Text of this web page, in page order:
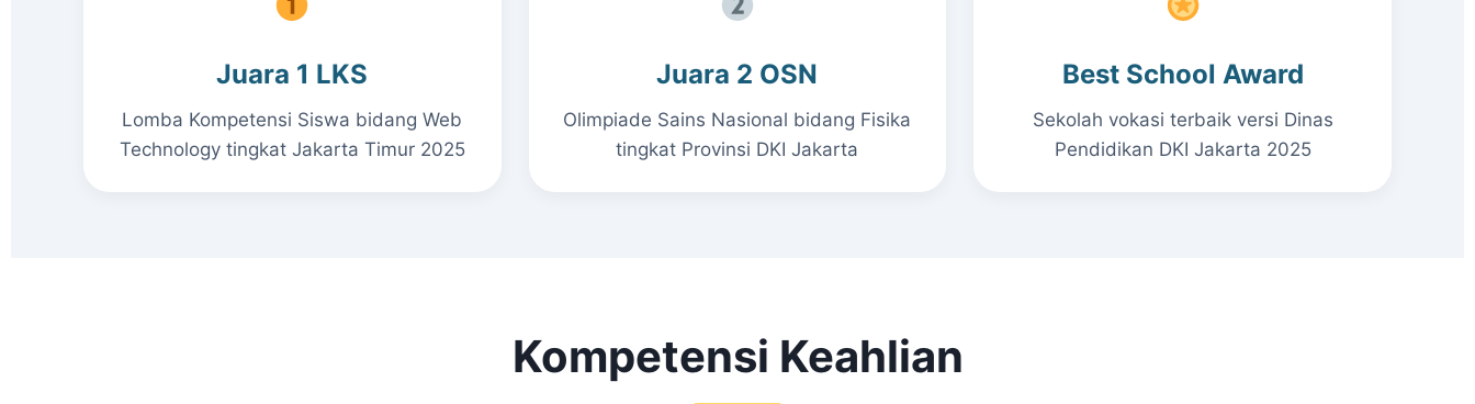
Juara 1 LKS
Lomba Kompetensi Siswa bidang Web
Technology tingkat Jakarta Timur 2025
Juara 2 OSN
Olimpiade Sains Nasional bidang Fisika
tingkat Provinsi DKI Jakarta
Best School Award
Sekolah vokasi terbaik versi Dinas
Pendidikan DKI Jakarta 2025
Kompetensi Keahlian